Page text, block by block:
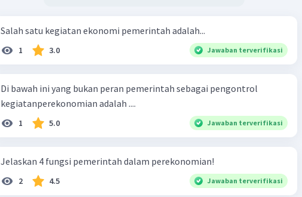
Salah satu kegiatan ekonomi pemerintah adalah...
1 3.0 Jawaban terverifikasi
Di bawah ini yang bukan peran pemerintah sebagai pengontrol
kegiatanperekonomian adalah ....
1 5.0 Jawaban terverifikasi
Jelaskan 4 fungsi pemerintah dalam perekonomian!
2 4.5 Jawaban terverifikasi